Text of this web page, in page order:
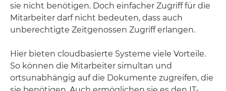
sie nicht benötigen. Doch einfacher Zugriff für die
Mitarbeiter darf nicht bedeuten, dass auch
unberechtigte Zeitgenossen Zugriff erlangen.
Hier bieten cloudbasierte Systeme viele Vorteile.
So können die Mitarbeiter simultan und
ortsunabhängig auf die Dokumente zugreifen, die